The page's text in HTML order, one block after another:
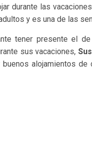
durante las
y es una de las
tener presente el
sus vacaciones,
buenos alojamientos